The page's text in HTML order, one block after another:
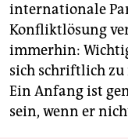
internationale
Konfliktlösung
immerhin:
sich schriftlich
Ein Anfang ist
sein, wenn er